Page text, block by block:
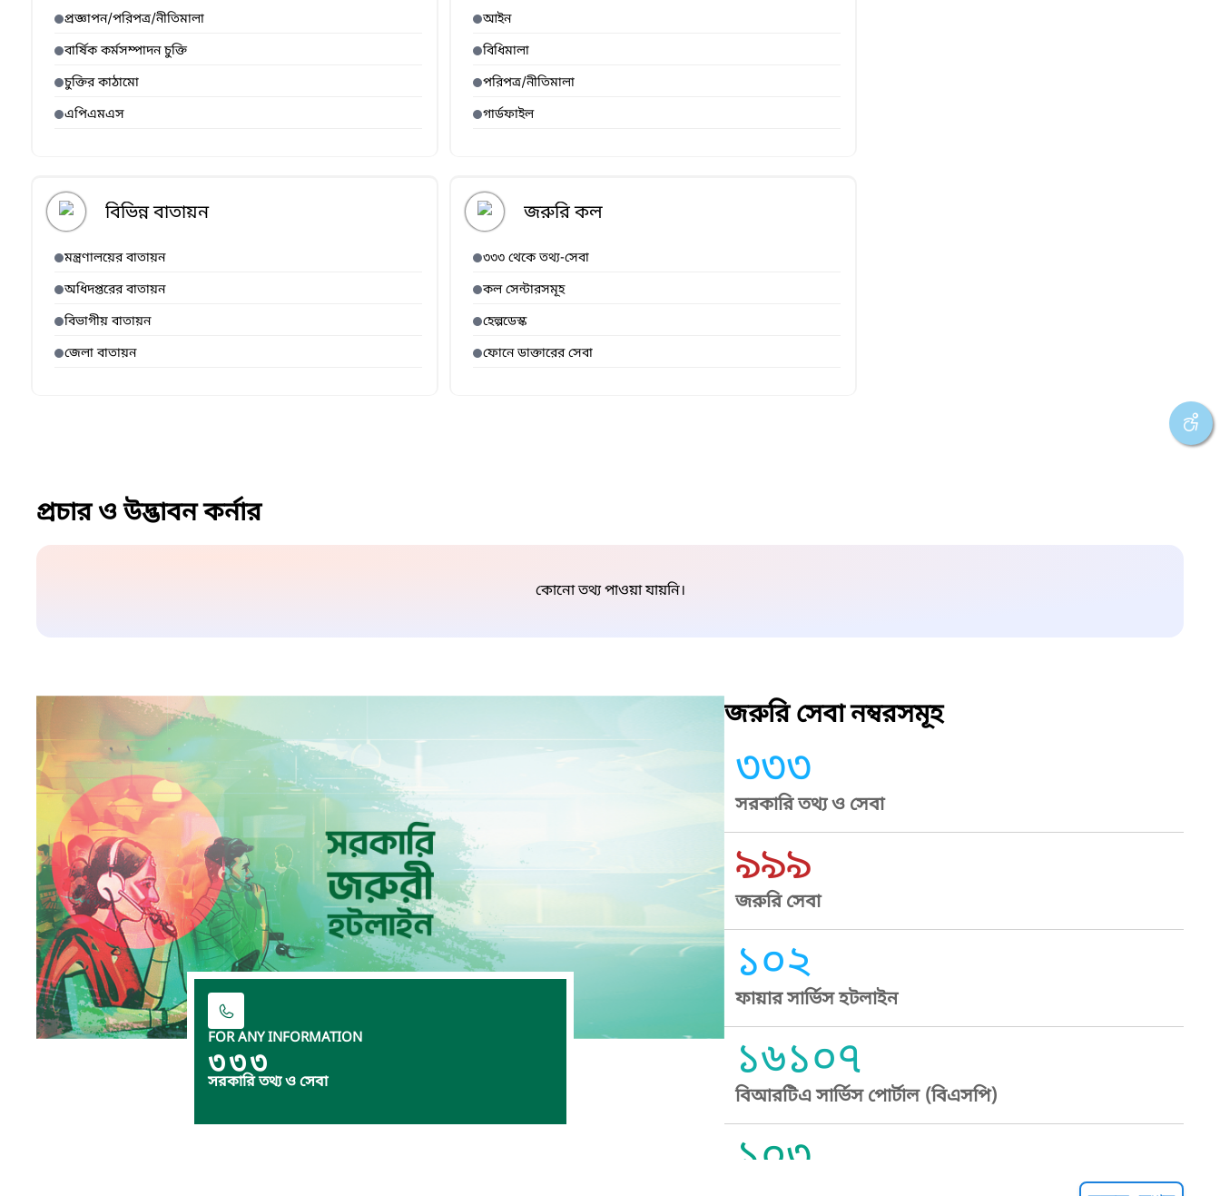
প্রজ্ঞাপন/পরিপত্র/নীতিমালা
বার্ষিক কর্মসম্পাদন চুক্তি
চুক্তির কাঠামো
এপিএমএস
আইন
বিধিমালা
পরিপত্র/নীতিমালা
গার্ডফাইল
বিভিন্ন বাতায়ন
মন্ত্রণালয়ের বাতায়ন
অধিদপ্তরের বাতায়ন
বিভাগীয় বাতায়ন
জেলা বাতায়ন
জরুরি কল
৩৩৩ থেকে তথ্য-সেবা
কল সেন্টারসমূহ
হেল্পডেস্ক
ফোনে ডাক্তারের সেবা
প্রচার ও উদ্ভাবন কর্নার
কোনো তথ্য পাওয়া যায়নি।
FOR ANY INFORMATION
৩৩৩
সরকারি তথ্য ও সেবা
জরুরি সেবা নম্বরসমূহ
৩৩৩
সরকারি তথ্য ও সেবা
৯৯৯
জরুরি সেবা
১০২
ফায়ার সার্ভিস হটলাইন
১৬১০৭
বিআরটিএ সার্ভিস পোর্টাল (বিএসপি)
১০৩